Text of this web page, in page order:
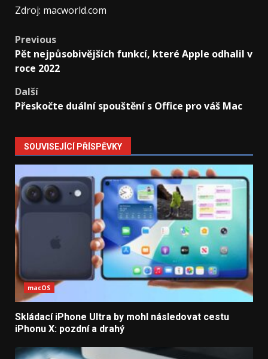
Zdroj: macworld.com
Post
navigation
Previous
Pět nejpůsobivějších funkcí, které Apple odhalil v
roce 2022
Další
Přeskočte duální spouštění s Office pro váš Mac
SOUVISEJÍCÍ PŘÍSPĚVKY
macOS
Skládací iPhone Ultra by mohl následovat cestu
iPhonu X: pozdní a drahý